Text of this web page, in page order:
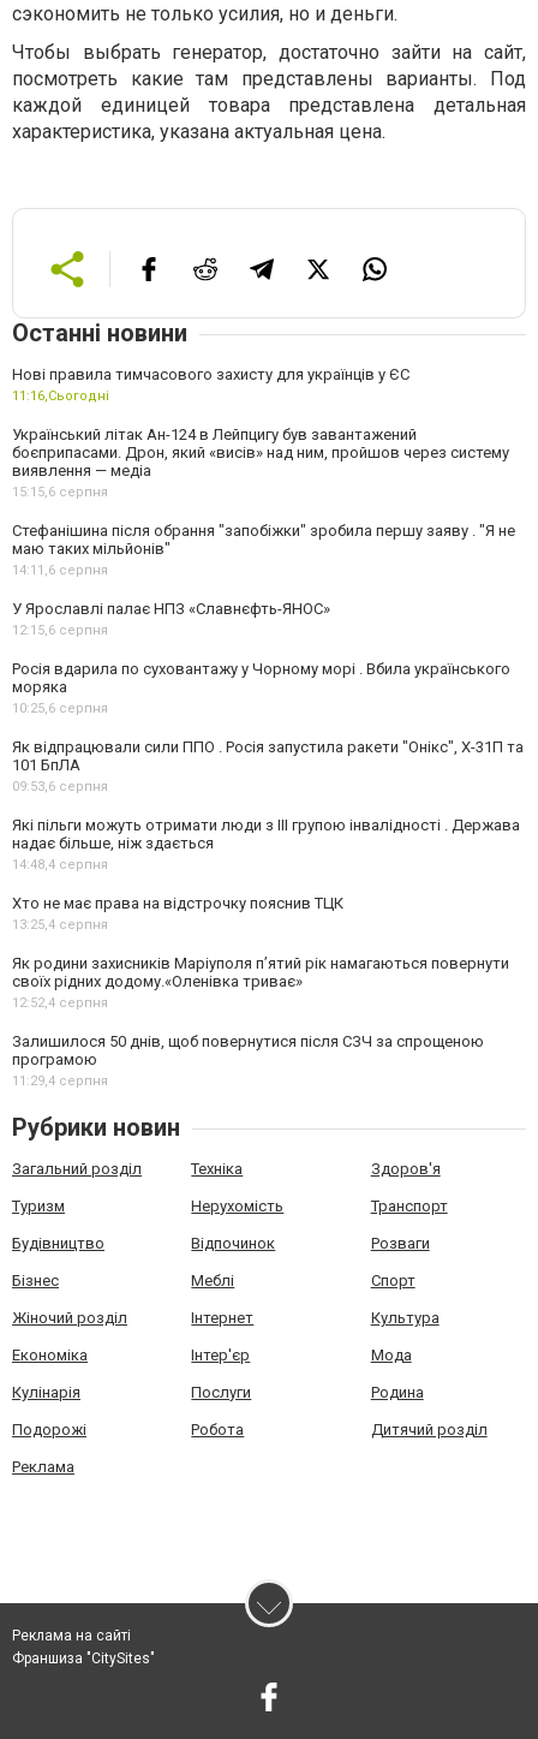
сэкономить не только усилия, но и деньги.
Чтобы выбрать генератор, достаточно зайти на сайт,
посмотреть какие там представлены варианты. Под
каждой единицей товара представлена детальная
характеристика, указана актуальная цена.
Останні новини
Нові правила тимчасового захисту для українців у ЄС
11:16,Сьогодні
Український літак Ан-124 в Лейпцигу був завантажений
боєприпасами. Дрон, який «висів» над ним, пройшов через систему
виявлення — медіа
15:15,6 серпня
Стефанішина після обрання "запобіжки" зробила першу заяву . "Я не
маю таких мільйонів"
14:11,6 серпня
У Ярославлі палає НПЗ «Славнєфть-ЯНОС»
12:15,6 серпня
Росія вдарила по суховантажу у Чорному морі . Вбила українського
моряка
10:25,6 серпня
Як відпрацювали сили ППО . Росія запустила ракети "Онікс", Х-31П та
101 БпЛА
09:53,6 серпня
Які пільги можуть отримати люди з III групою інвалідності . Держава
надає більше, ніж здається
14:48,4 серпня
Хто не має права на відстрочку пояснив ТЦК
13:25,4 серпня
Як родини захисників Маріуполя пʼятий рік намагаються повернути
своїх рідних додому.«Оленівка триває»
12:52,4 серпня
Залишилося 50 днів, щоб повернутися після СЗЧ за спрощеною
програмою
11:29,4 серпня
Рубрики новин
Загальний розділ Техніка Здоров'я
Туризм Нерухомість Транспорт
Будівництво Відпочинок Розваги
Бізнес Меблі Спорт
Жіночий розділ Інтернет Культура
Економіка Інтер'єр Мода
Кулінарія Послуги Родина
Подорожі Робота Дитячий розділ
Реклама
Реклама на сайті
Франшиза "CitySites"